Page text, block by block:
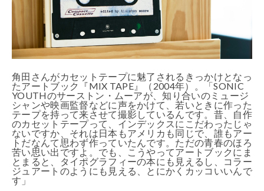
角田さんがカセットテープに魅了されるきっかけとなっ
たアートブック『MIX TAPE』（2004年）。「SONIC
YOUTHのサーストン・ムーアが、知り合いのミュージ
シャンや映画監督などに声をかけて、若いときに作った
テープを持って来させて撮影しているんです。昔、自作
のカセットテープって、インデックスにこだわったじゃ
ないですか、それは日本もアメリカも同じで、誰もアー
トだなんて思わず作っていたんです。ただの青春のほろ
苦い思い出ですよ。でも、こうやってアートブックにま
とまると、タイポグラフィーの本にも見えるし、コラー
ジュアートのようにも見える、とにかくカッコいいんで
す」